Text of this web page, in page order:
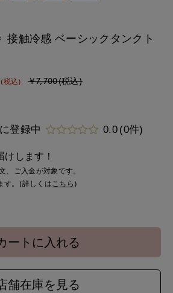
接触冷感 ベーシックタンクト
(税込) ￥7,700(税込)
登録中 0.0 (0件)
けします！
、ご入金が対象です。
す。(詳しくは こちら )
ートに入れる
舗在庫を見る